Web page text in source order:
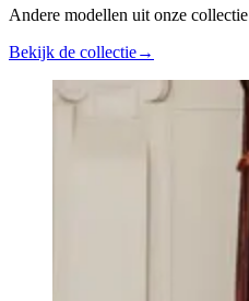
Andere modellen uit onze collectie
Bekijk de collectie→